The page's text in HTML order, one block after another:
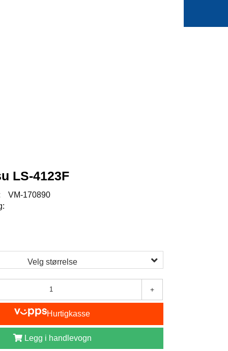
LS-4123F
VM-170890
Velg størrelse
+
Hurtigkasse
Legg i handlevogn